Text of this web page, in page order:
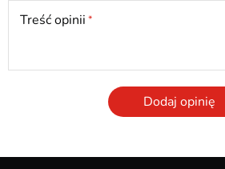
Treść opinii
Dodaj opinię